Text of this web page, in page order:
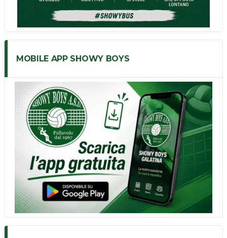
MOBILE APP SHOWY BOYS